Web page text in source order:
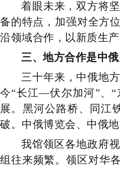
着眼未来，双方将
备的特点，加强对全方
沿领域合作，以新质生
三、地方合作是中
三十年来，中俄地
今“长江—伏尔加河”、
展。黑河公路桥、同江
破。中俄博览会、中俄
我馆领区各地政府
组往来频繁。领区对华